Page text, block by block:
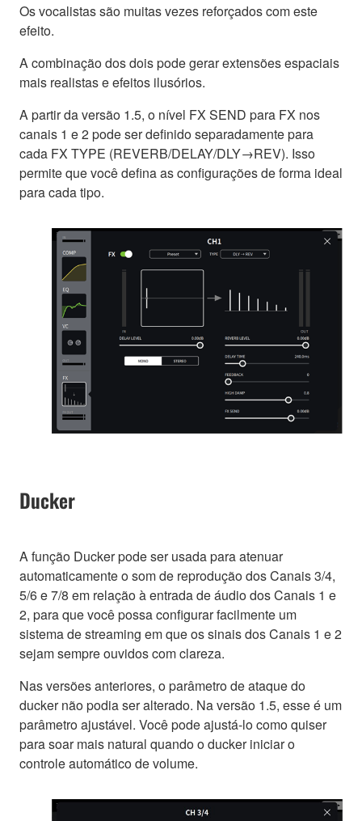
Os vocalistas são muitas vezes reforçados com este
efeito.
A combinação dos dois pode gerar extensões espaciais
mais realistas e efeitos ilusórios.
A partir da versão 1.5, o nível FX SEND para FX nos
canais 1 e 2 pode ser definido separadamente para
cada FX TYPE (REVERB/DELAY/DLY→REV). Isso
permite que você defina as configurações de forma ideal
para cada tipo.
Ducker
A função Ducker pode ser usada para atenuar
automaticamente o som de reprodução dos Canais 3/4,
5/6 e 7/8 em relação à entrada de áudio dos Canais 1 e
2, para que você possa configurar facilmente um
sistema de streaming em que os sinais dos Canais 1 e 2
sejam sempre ouvidos com clareza.
Nas versões anteriores, o parâmetro de ataque do
ducker não podia ser alterado. Na versão 1.5, esse é um
parâmetro ajustável. Você pode ajustá-lo como quiser
para soar mais natural quando o ducker iniciar o
controle automático de volume.